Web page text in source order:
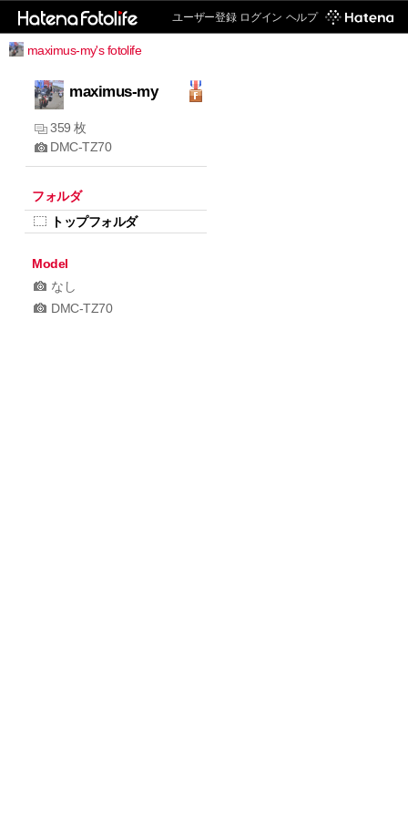
ユーザー登録 ログイン ヘルプ
maximus-my's fotolife
maximus-my
359 枚
DMC-TZ70
フォルダ
トップフォルダ
Model
なし
DMC-TZ70